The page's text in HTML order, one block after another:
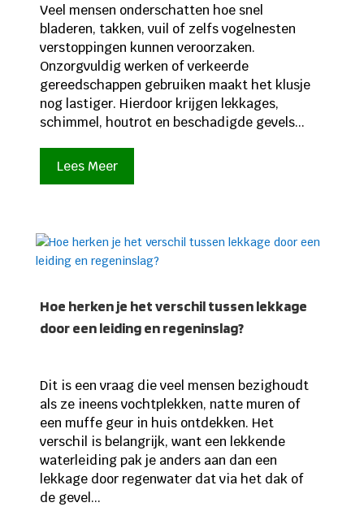
Veel mensen onderschatten hoe snel
bladeren, takken, vuil of zelfs vogelnesten
verstoppingen kunnen veroorzaken.
Onzorgvuldig werken of verkeerde
gereedschappen gebruiken maakt het klusje
nog lastiger. Hierdoor krijgen lekkages,
schimmel, houtrot en beschadigde gevels...
Lees Meer
Hoe herken je het verschil tussen lekkage
door een leiding en regeninslag?
Dit is een vraag die veel mensen bezighoudt
als ze ineens vochtplekken, natte muren of
een muffe geur in huis ontdekken. Het
verschil is belangrijk, want een lekkende
waterleiding pak je anders aan dan een
lekkage door regenwater dat via het dak of
de gevel...